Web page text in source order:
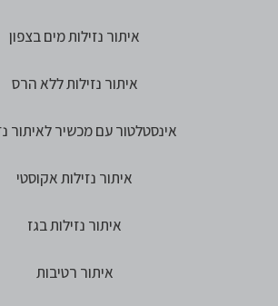
איתור נזילות מים בצפון
איתור נזילות ללא הרס
אינסטלטור עם מכשיר לאיתור
איתור נזילות אקוסטי
איתור נזילות בגז
איתור רטיבות